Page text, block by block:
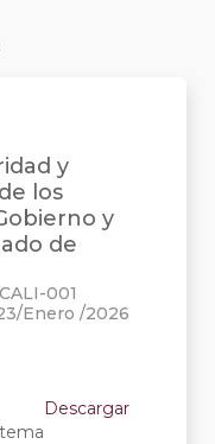
y
los
y
de
001
Enero /2026
Descargar